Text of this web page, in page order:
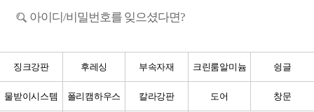
아이디/비밀번호를 잊으셨다면?
징크강판 후레싱 부속자재 크린룸알미늄 슁글
물받이시스템 폴리캠하우스 칼라강판 도어 창문